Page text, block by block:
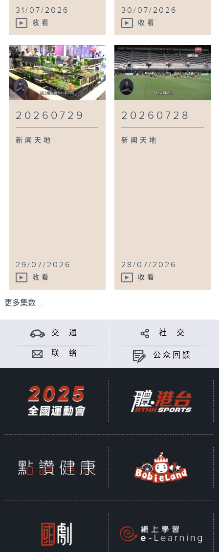
31/07/2026
收看
30/07/2026
收看
20260729
新闻天地
29/07/2026
收看
20260728
新闻天地
28/07/2026
收看
更多集数 ...
交 通 社 交
联 络 公众回馈